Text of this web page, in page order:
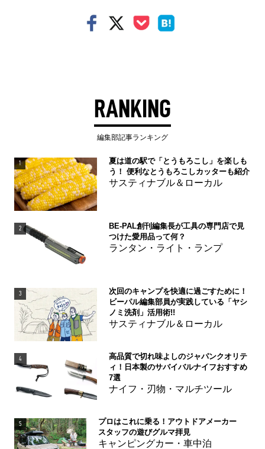
RANKING
編集部記事ランキング
1
夏は道の駅で「とうもろこし」を楽しも
う！ 便利なとうもろこしカッターも紹介
サスティナブル＆ローカル
2
BE-PAL創刊編集長が工具の専門店で見
つけた愛用品って何？
ランタン・ライト・ランプ
3
次回のキャンプを快適に過ごすために！
ビーパル編集部員が実践している「ヤシ
ノミ洗剤」活用術!!
サスティナブル＆ローカル
4
高品質で切れ味よしのジャパンクオリテ
ィ！日本製のサバイバルナイフおすすめ
7選
ナイフ・刃物・マルチツール
5
プロはこれに乗る！アウトドアメーカー
スタッフの遊びグルマ拝見
キャンピングカー・車中泊